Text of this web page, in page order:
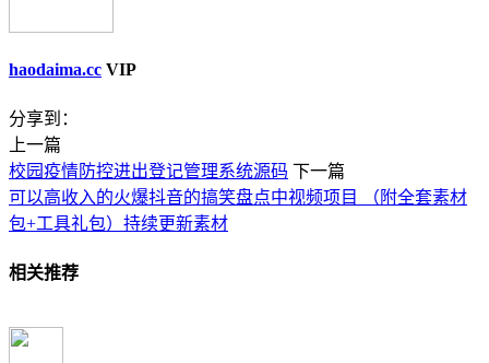
haodaima.cc VIP
分享到：
上一篇
校园疫情防控进出登记管理系统源码 下一篇
可以高收入的火爆抖音的搞笑盘点中视频项目 （附全套素材
包+工具礼包）持续更新素材
相关推荐